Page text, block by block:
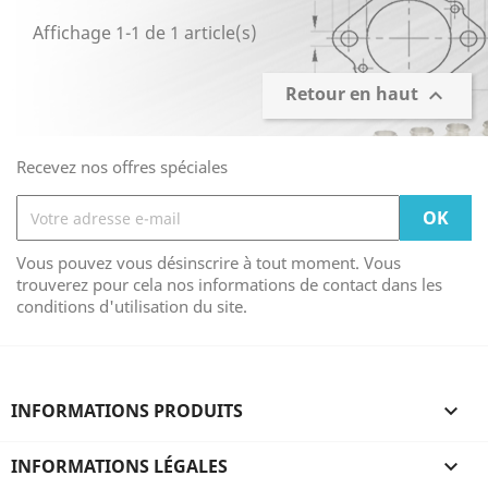
Affichage 1-1 de 1 article(s)
Retour en haut 
Recevez nos offres spéciales
Vous pouvez vous désinscrire à tout moment. Vous
trouverez pour cela nos informations de contact dans les
conditions d'utilisation du site.
INFORMATIONS PRODUITS 
INFORMATIONS LÉGALES 